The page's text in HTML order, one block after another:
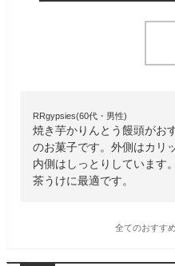
RRgypsies(60代・男性)
焼き芋かりんとう饅頭がお
のお菓子です。外側はカリ
内側はしっとりしています
茶うけに最適です。
全てのおすす